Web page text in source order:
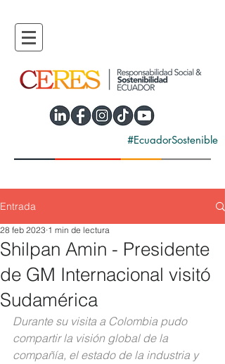
#EcuadorSostenible
Entrada
Shilpan Amin - Presidente
de GM Internacional visitó
Sudamérica
28 feb 2023 1 min de lectura
Durante su visita a Colombia pudo
compartir la visión global de la
compañía, el estado de la industria y